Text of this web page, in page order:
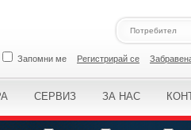
Запомни ме Регистрирай се
СЕРВИЗ ЗА НАС